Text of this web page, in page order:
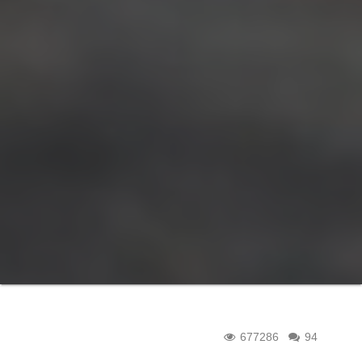
94
677286